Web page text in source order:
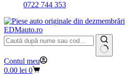
0722 744 353
EDMauto.ro
Niciun
rezultat
Contul meu
Coș
0.00 lei 0